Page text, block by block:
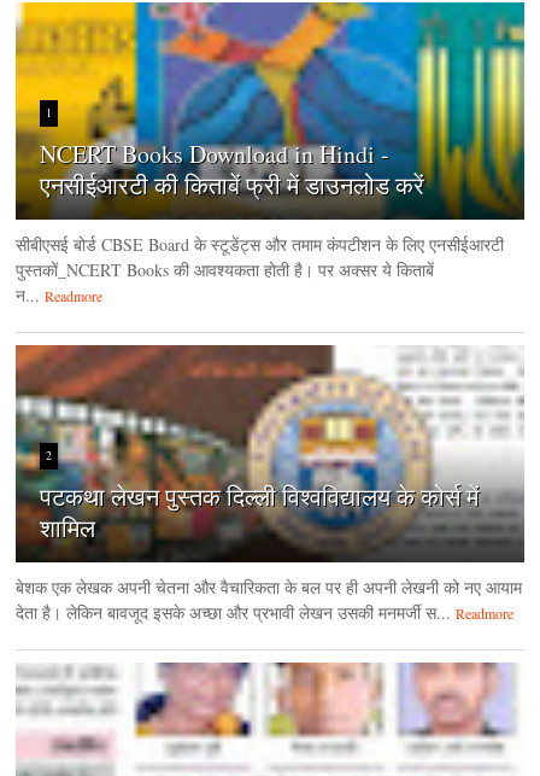
1
NCERT Books Download in Hindi -
एनसीईआरटी की किताबें फ्री में डाउनलोड करें
सीबीएसई बोर्ड CBSE Board के स्टूडेंट्स और तमाम कंपटीशन के लिए एनसीईआरटी
पुस्तकों_NCERT Books की आवश्यकता होती है। पर अक्सर ये किताबें
न... Readmore
2
पटकथा लेखन पुस्तक दिल्ली विश्वविद्यालय के कोर्स में
शामिल
बेशक एक लेखक अपनी चेतना और वैचारिकता के बल पर ही अपनी लेखनी को नए आयाम
देता है। लेकिन बावजूद इसके अच्छा और प्रभावी लेखन उसकी मनमर्जी स... Readmore